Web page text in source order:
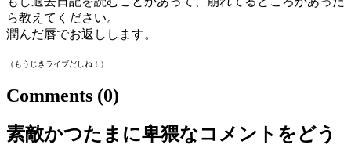
ら教えてください。
潤んだ唇でお返しします。
（もうじきライブだしね！）
Comments (0)
素敵かつたまに卑猥なコメントをどう